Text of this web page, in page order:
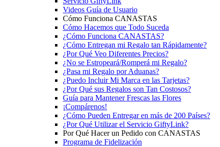
Videos Guía de Usuario
Cómo Funciona CANASTAS
Cómo Hacemos que Todo Suceda
¿Cómo Funciona CANASTAS?
¿Cómo Entregan mi Regalo tan Rápidamente?
¿Por Qué Veo Diferentes Precios?
¿No se Estropeará/Romperá mi Regalo?
¿Pasa mi Regalo por Aduanas?
¿Puedo Incluir Mi Marca en las Tarjetas?
¿Por Qué sus Regalos son Tan Costosos?
Guía para Mantener Frescas las Flores
¡Compárenos!
¿Cómo Pueden Entregar en más de 200 Países?
¿Por Qué Utilizar el Servicio GiftyLink?
Por Qué Hacer un Pedido con CANASTAS
Programa de Fidelización